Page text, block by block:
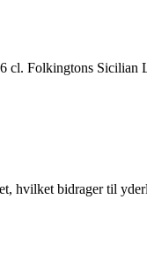
Folkingtons Sicilian
hvilket bidrager til